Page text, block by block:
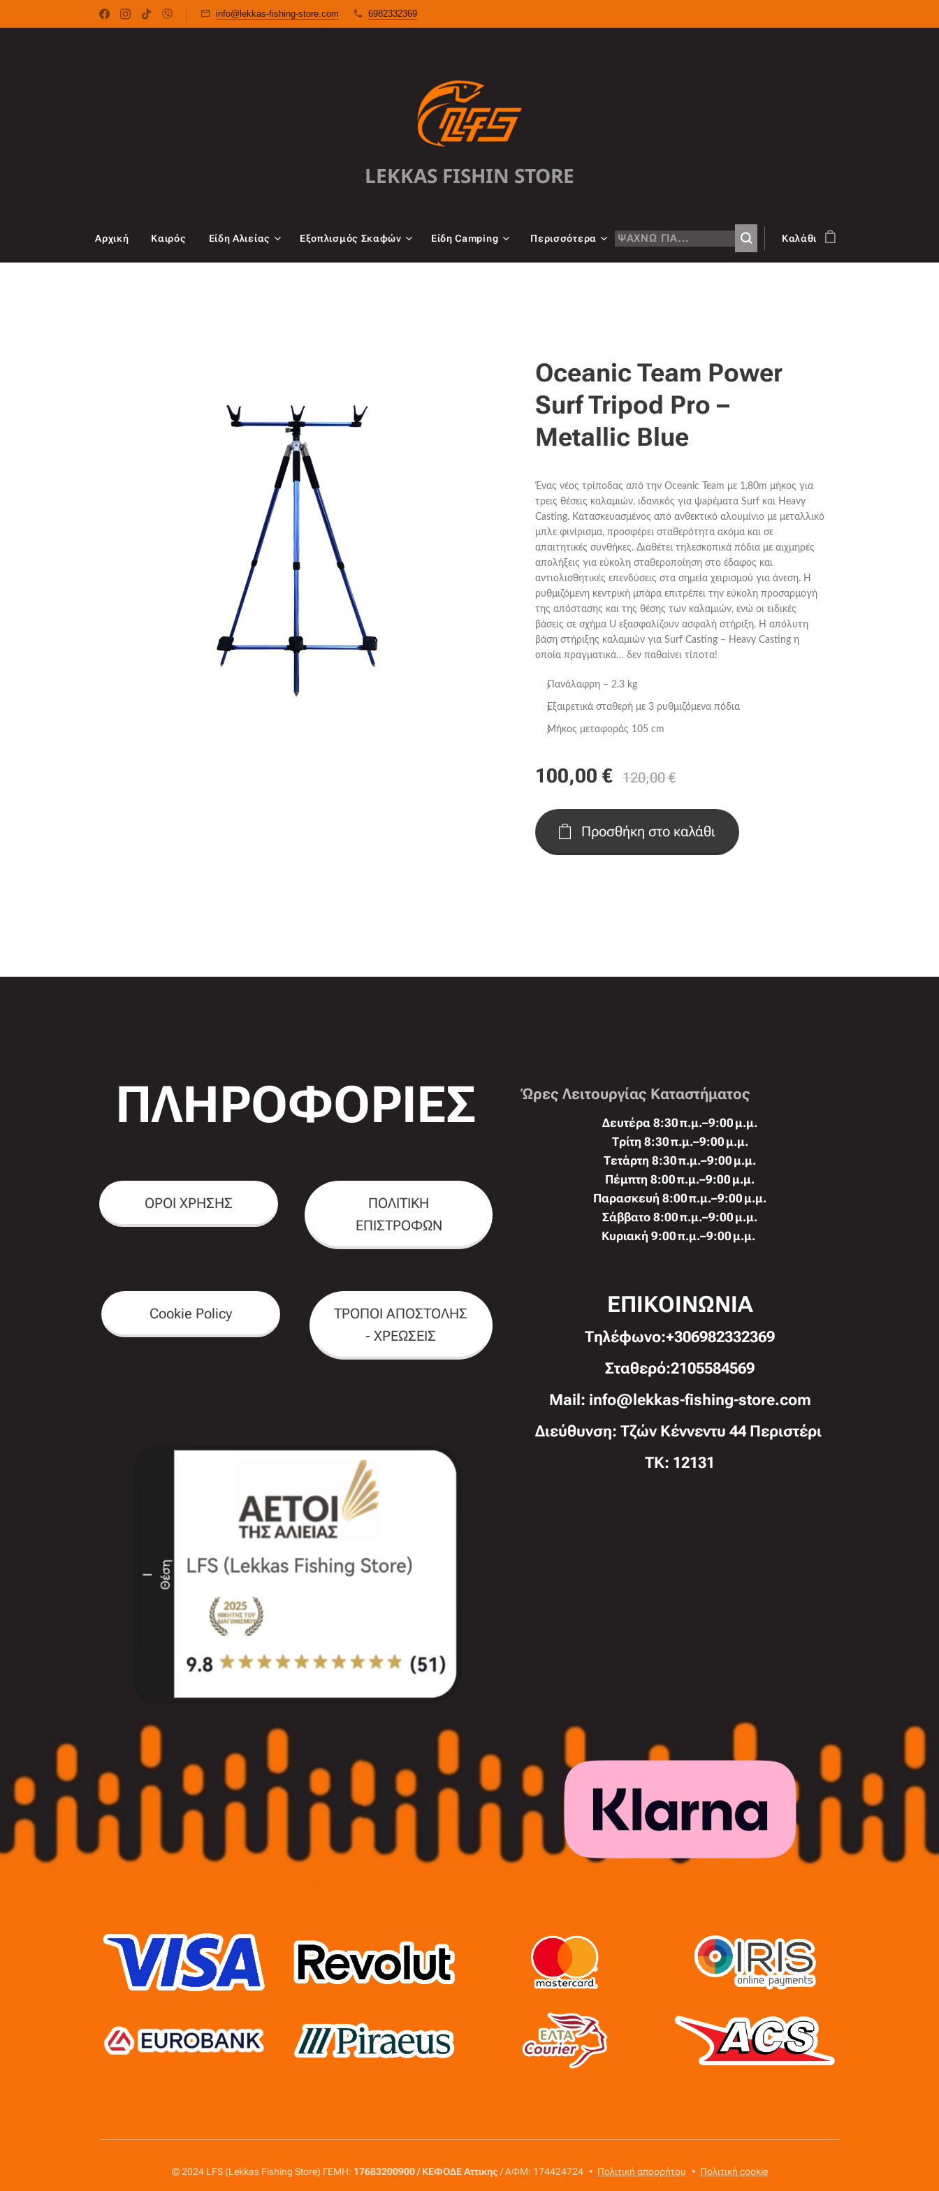
info@lekkas-fishing-store.com 6982332369
LEKKAS FISHIN STORE
Αρχική Καιρός Είδη Αλιείας Εξoπλισμός Σκαφών Είδη Camping Περισσότερα Καλάθι
Oceanic Team Power
Surf Tripod Pro –
Metallic Blue
Ένας νέος τρίποδας από την Oceanic Team με 1,80m μήκος για
τρεις θέσεις καλαμιών, ιδανικός για ψaρέματα Surf και Heavy
Casting. Κατασκευασμένος από ανθεκτικό αλουμίνιο με μεταλλικό
μπλε φινίρισμα, προσφέρει σταθερότητα ακόμα και σε
απαιτητικές συνθήκες. Διαθέτει τηλεσκοπικά πόδια με αιχμηρές
απολήξεις για εύκολη σταθεροποίηση στο έδαφος και
αντιολισθητικές επενδύσεις στα σημεία χειρισμού για άνεση. Η
ρυθμιζόμενη κεντρική μπάρα επιτρέπει την εύκολη προσαρμογή
της απόστασης και της θέσης των καλαμιών, ενώ οι ειδικές
βάσεις σε σχήμα U εξασφαλίζουν ασφαλή στήριξη. Η απόλυτη
βάση στήριξης καλαμιών για Surf Casting – Heavy Casting η
οποία πραγματικά… δεν παθαίνει τίποτα!
Πανάλαφρη – 2.3 kg
Εξαιρετικά σταθερή με 3 ρυθμιζόμενα πόδια
Μήκος μεταφοράς 105 cm
100,00 € 120,00€
Προσθήκη στο καλάθι
ΠΛΗΡΟΦΟΡΙΕΣ
ΟΡΟΙ ΧΡΗΣΗΣ
ΠΟΛΙΤΙΚΗ
ΕΠΙΣΤΡΟΦΩΝ
Cookie Policy
ΤΡΟΠΟΙ ΑΠΟΣΤΟΛΗΣ
- ΧΡΕΩΣΕΙΣ
Ώρες Λειτουργίας Καταστήματος
Δευτέρα 8:30 π.μ.–9:00 μ.μ.
Τρίτη 8:30 π.μ.–9:00 μ.μ.
Τετάρτη 8:30 π.μ.–9:00 μ.μ.
Πέμπτη 8:00 π.μ.–9:00 μ.μ.
Παρασκευή 8:00 π.μ.–9:00 μ.μ.
Σάββατο 8:00 π.μ.–9:00 μ.μ.
Κυριακή 9:00 π.μ.–9:00 μ.μ.
ΕΠΙΚΟΙΝΩΝΙΑ
Τηλέφωνo:+306982332369
Σταθερό:2105584569
Mail: info@lekkas-fishing-store.com
Διεύθυνση: Τζών Κέννεντυ 44 Περιστέρι
TK: 12131
© 2024 LFS (Lekkas Fishing Store) ΓΕΜΗ: 17683200900 / ΚΕΦΟΔΕ Αττικης/ ΑΦΜ: 174424724 Πολιτική απορρήτου Πολιτική cookie